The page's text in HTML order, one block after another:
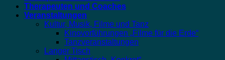
Therapeuten und Coaches
Veranstaltungen
Kultur, Musik, Filme und Tanz
Kinovorführungen „Filme für die Erde“
Tanzveranstaltungen
Langer Tisch